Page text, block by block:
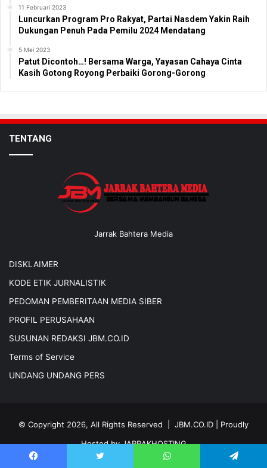
11 Februari 2023
Luncurkan Program Pro Rakyat, Partai Nasdem Yakin Raih
Dukungan Penuh Pada Pemilu 2024 Mendatang
5 Mei 2023
Patut Dicontoh…! Bersama Warga, Yayasan Cahaya Cinta
Kasih Gotong Royong Perbaiki Gorong-Gorong
TENTANG
Jarrak Bahtera Media
DISKLAIMER
KODE ETIK JURNALISTIK
PEDOMAN PEMBERITAAN MEDIA SIBER
PROFIL PERUSAHAAN
SUSUNAN REDAKSI JBM.CO.ID
Terms of Service
UNDANG UNDANG PERS
© Copyright 2026, All Rights Reserved | JBM.CO.ID | Proudly
Hosted byJARRAKHOSTING